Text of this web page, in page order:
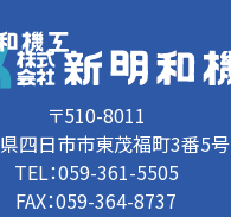
〒510-8011
四日市市東茂福町3番5号
TEL：059-361-5505
FAX：059-364-8737